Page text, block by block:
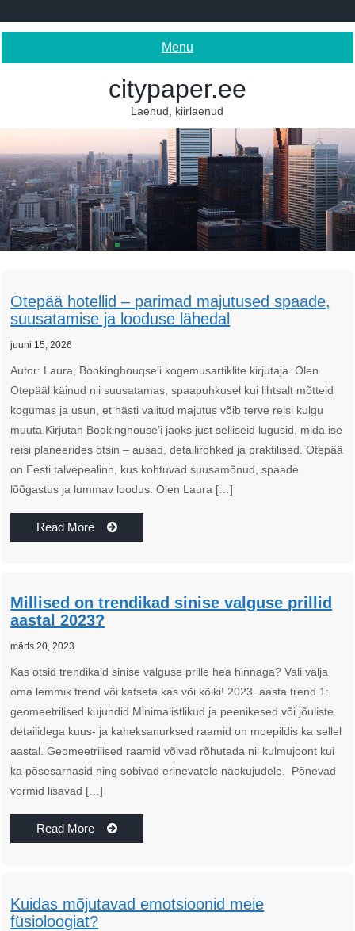
to
Menu
citypaper.ee
Laenud, kiirlaenud
Otepää hotellid – parimad majutused spaade,
suusatamise ja looduse lähedal
juuni 15, 2026
Autor: Laura, Bookinghouqse’i kogemusartiklite kirjutaja. Olen
Otepääl käinud nii suusatamas, spaapuhkusel kui lihtsalt mõtteid
kogumas ja usun, et hästi valitud majutus võib terve reisi kulgu
muuta.Kirjutan Bookinghouse’i jaoks just selliseid lugusid, mida ise
reisi planeerides otsin – ausad, detailirohked ja praktilised. Otepää
on Eesti talvepealinn, kus kohtuvad suusamõnud, spaade
lõõgastus ja lummav loodus. Olen Laura […]
Read More
Millised on trendikad sinise valguse prillid
aastal 2023?
märts 20, 2023
Kas otsid trendikaid sinise valguse prille hea hinnaga? Vali välja
oma lemmik trend või katseta kas või kõiki! 2023. aasta trend 1:
geomeetrilised kujundid Minimalistlikud ja peenikesed või jõuliste
detailidega kuus- ja kaheksanurksed raamid on moepildis ka sellel
aastal. Geomeetrilised raamid võivad rõhutada nii kulmujoont kui
ka põsesarnasid ning sobivad erinevatele näokujudele. Põnevad
vormid lisavad […]
Read More
Kuidas mõjutavad emotsioonid meie
füsioloogiat?